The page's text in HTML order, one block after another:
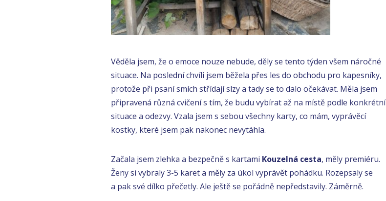
Věděla jsem, že o emoce nouze nebude, děly se tento týden všem náročné
situace. Na poslední chvíli jsem běžela přes les do obchodu pro kapesníky,
protože při psaní smích střídají slzy a tady se to dalo očekávat. Měla jsem
připravená různá cvičení s tím, že budu vybírat až na místě podle konkrétní
situace a odezvy. Vzala jsem s sebou všechny karty, co mám, vyprávěcí
kostky, které jsem pak nakonec nevytáhla.
Začala jsem zlehka a bezpečně s kartami Kouzelná cesta, měly premiéru.
Ženy si vybraly 3-5 karet a měly za úkol vyprávět pohádku. Rozepsaly se
a pak své dílko přečetly. Ale ještě se pořádně nepředstavily. Záměrně.